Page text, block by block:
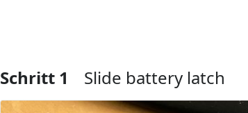
Schritt 1 Slide battery latch